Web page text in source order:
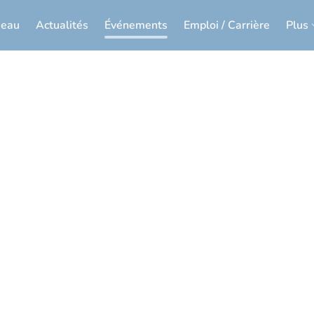
Actualités Événements Emploi / Carrière Plus